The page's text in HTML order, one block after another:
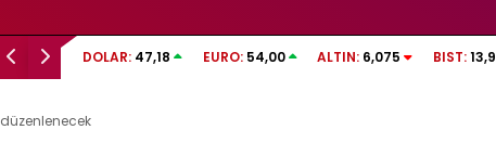
Belediyesi soruşturmasında gelişme: Rüşvet anına ait
DOLAR: 47,18 EURO: 54,00 ALTIN: 6,075 BIST: